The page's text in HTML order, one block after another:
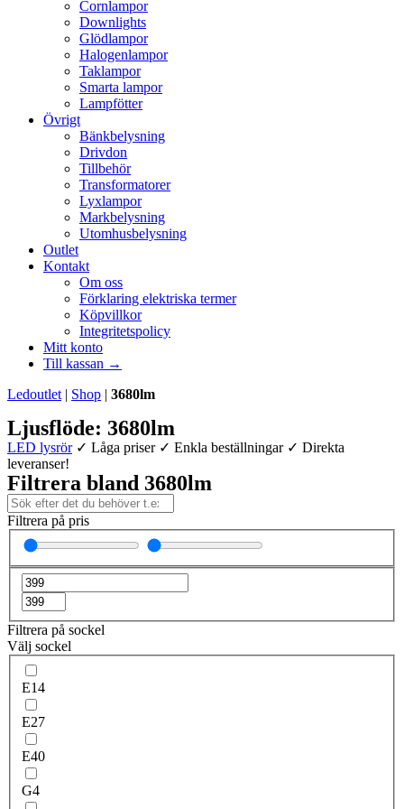
Cornlampor
Downlights
Glödlampor
Halogenlampor
Taklampor
Smarta lampor
Lampfötter
Övrigt
Bänkbelysning
Drivdon
Tillbehör
Transformatorer
Lyxlampor
Markbelysning
Utomhusbelysning
Outlet
Kontakt
Om oss
Förklaring elektriska termer
Köpvillkor
Integritetspolicy
Mitt konto
Till kassan →
Ledoutlet | Shop | 3680lm
Ljusflöde: 3680lm
LED lysrör✓ Låga priser ✓ Enkla beställningar ✓ Direkta
leveranser!
Filtrera bland 3680lm
Filtrera på pris
Filtrera på sockel
Välj sockel
E14
E27
E40
G4